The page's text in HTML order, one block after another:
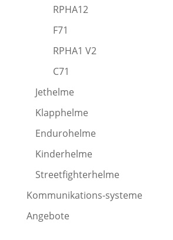
RPHA12
F71
RPHA1 V2
C71
Jethelme
Klapphelme
Endurohelme
Kinderhelme
Streetfighterhelme
Kommunikations-systeme
Angebote